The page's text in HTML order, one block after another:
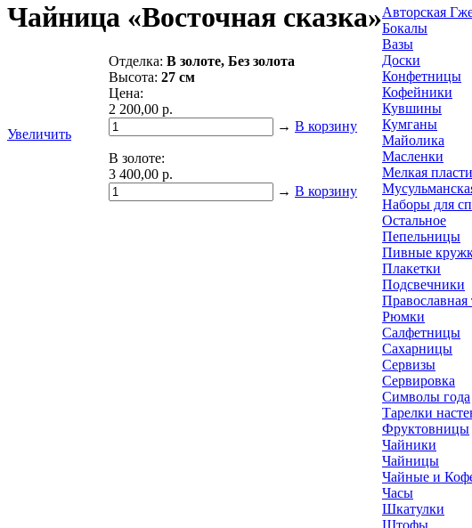
Чайница «Восточная сказка»
Увеличить
Отделка: В золоте, Без золота
Высота: 27 см
Цена:
2 200,00 р.
→ В корзину
В золоте:
3 400,00 р.
→ В корзину
Авторская
Бокалы
Вазы
Доски
Конфетницы
Кофейники
Кувшины
Кумганы
Майолика
Масленки
Мелкая
Наборы для
Остальное
Пепельницы
Пивные
Плакетки
Подсвечники
Православная
Рюмки
Салфетницы
Сахарницы
Сервизы
Сервировка
Символы года
Тарелки
Фруктовницы
Чайники
Чайницы
Чайные и
Часы
Шкатулки
Штофы